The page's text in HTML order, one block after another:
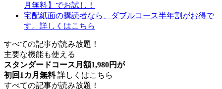
月無料】でお試し！
宅配紙面の購読者なら、ダブルコース半年割がお得で
す。詳しくはこちら
すべての記事が読み放題！
主要な機能も使える
スタンダードコース月額1,980円が
初回1カ月無料 詳しくはこちら
すべての記事が読み放題！